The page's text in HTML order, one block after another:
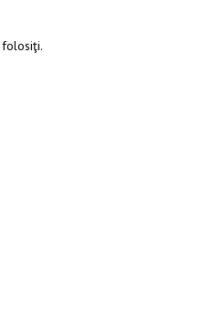
folosiţi.